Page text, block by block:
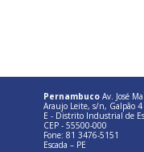
Pernambuco Av. José
Araujo Leite, s/n, Galpão 4
E - Distrito Industrial de
CEP - 55500-000
Fone: 81 3476-5151
Escada – PE